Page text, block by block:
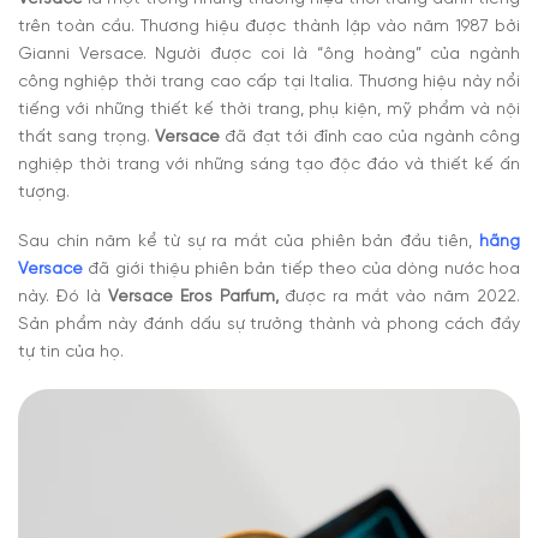
trên toàn cầu. Thương hiệu được thành lập vào năm 1987 bởi
Gianni Versace. Người được coi là “ông hoàng” của ngành
công nghiệp thời trang cao cấp tại Italia. Thương hiệu này nổi
tiếng với những thiết kế thời trang, phụ kiện, mỹ phẩm và nội
thất sang trọng.Versace đã đạt tới đỉnh cao của ngành công
nghiệp thời trang với những sáng tạo độc đáo và thiết kế ấn
tượng.
Sau chín năm kể từ sự ra mắt của phiên bản đầu tiên, hãng
Versace đã giới thiệu phiên bản tiếp theo của dòng nước hoa
này. Đó là Versace Eros Parfum, được ra mắt vào năm 2022.
Sản phẩm này đánh dấu sự trưởng thành và phong cách đầy
tự tin của họ.